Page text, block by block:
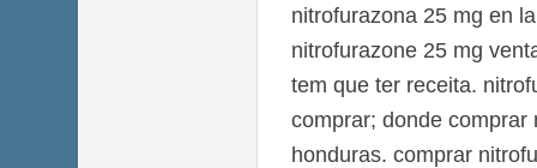
nitrofurazona 25 mg en
nitrofurazone 25 mg
tem que ter receita.
comprar; donde comprar
honduras. comprar